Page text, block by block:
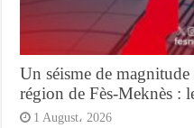
Un séisme de
région de Fès-Meknès :
1 August، 2026